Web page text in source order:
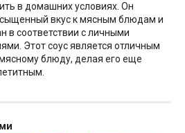
в домашних условиях. Он
вкус к мясным блюдам и
в соответствии с личными
Этот соус является отличным
блюду, делая его еще